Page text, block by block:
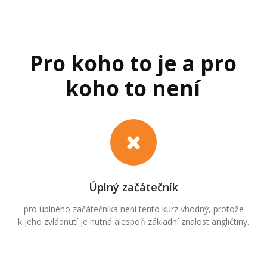
Pro koho to je a pro
koho to není
Úplný začátečník
pro úplného začátečníka není tento kurz vhodný, protože
k jeho zvládnutí je nutná alespoň základní znalost angličtiny.